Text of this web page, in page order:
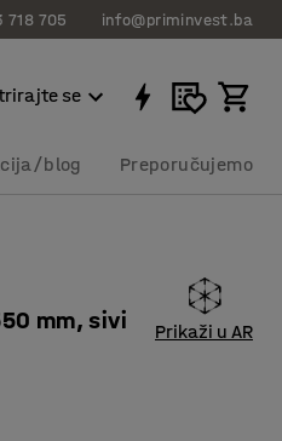
718 705 info@priminvest.ba
se
blog Preporučujemo
mm, sivi Prikaži u AR